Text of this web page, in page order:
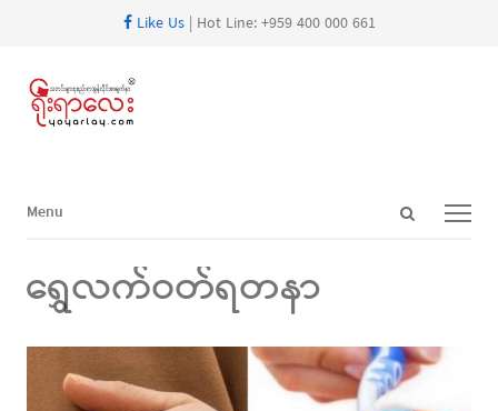
Like Us| Hot Line: +959 400 000 661
Open
Menu
Menu
ရွှေလက်ဝတ်ရတနာ